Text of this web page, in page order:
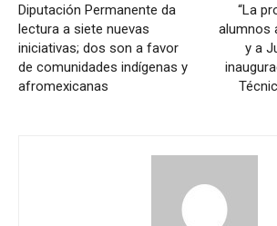
Diputación Permanente da
lectura a siete nuevas
iniciativas; dos son a favor
de comunidades indígenas y
afromexicanas
“La
alumnos
y a